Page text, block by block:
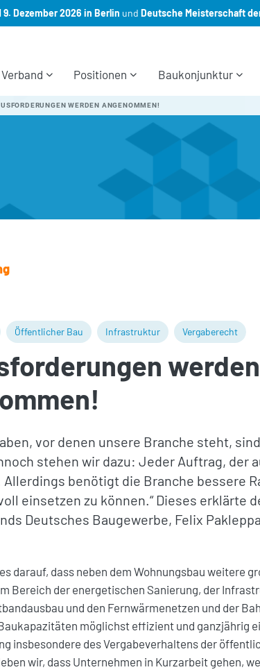
Dezember 2026 in Berlin und Deutsche Meisterschaft
Positionen Baukonjunktur
WERDEN ANGENOMMEN!
Öffentlicher Bau Infrastruktur Vergaberecht
werden
vor denen unsere Branche steht,
stehen wir dazu: Jeder Auftrag, der
Allerdings benötigt die Branche bessere
einsetzen zu können.“ Dieses erklärte
Deutsches Baugewerbe, Felix
darauf, dass neben dem Wohnungsbau weitere
Bereich der energetischen Sanierung, der
und den Fernwärmenetzen und der
möglichst effizient und ganzjährig
insbesondere des Vergabeverhaltens der
wir, dass Unternehmen in Kurzarbeit gehen,